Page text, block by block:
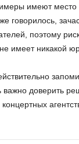
имеют место
говорилось,
поэтому
имеет никакой
важно доверить